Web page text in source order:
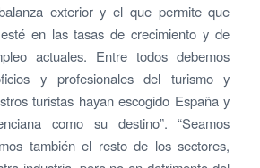
exterior y el que permite que
en las tasas de crecimiento y de
actuales. Entre todos debemos
y profesionales del turismo y
turistas hayan escogido España y
como su destino”. “Seamos
también el resto de los sectores,